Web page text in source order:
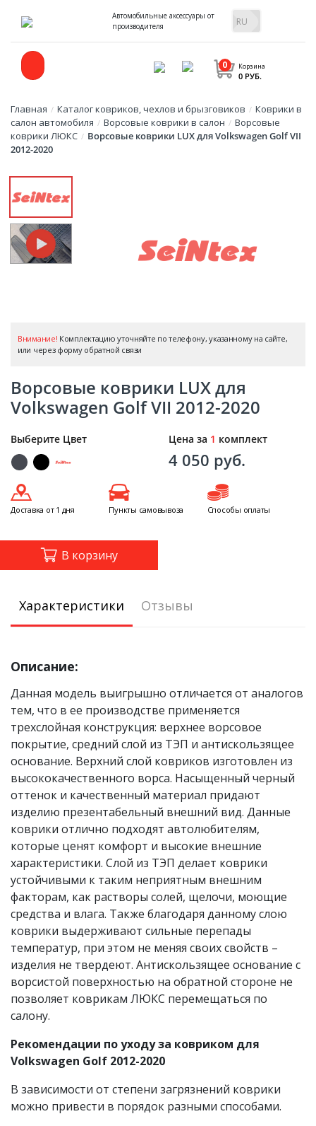
Автомобильные аксессуары от
производителя
Корзина
0
0 РУБ.
Главная / Каталог ковриков, чехлов и брызговиков / Коврики в
салон автомобиля / Ворсовые коврики в салон / Ворсовые
коврики ЛЮКС / Ворсовые коврики LUX для Volkswagen Golf VII
2012-2020
Внимание! Комплектацию уточняйте по телефону, указанному на сайте,
или через форму обратной связи
Ворсовые коврики LUX для
Volkswagen Golf VII 2012-2020
Выберите Цвет Цена за 1 комплект
4 050 руб.
В корзину
Доставка от 1 дня Пункты самовывоза Способы оплаты
Характеристики Отзывы
Описание:
Данная модель выигрышно отличается от аналогов
тем, что в ее производстве применяется
трехслойная конструкция: верхнее ворсовое
покрытие, средний слой из ТЭП и антискользящее
основание. Верхний слой ковриков изготовлен из
высококачественного ворса. Насыщенный черный
оттенок и качественный материал придают
изделию презентабельный внешний вид. Данные
коврики отлично подходят автолюбителям,
которые ценят комфорт и высокие внешние
характеристики. Слой из ТЭП делает коврики
устойчивыми к таким неприятным внешним
факторам, как растворы солей, щелочи, моющие
средства и влага. Также благодаря данному слою
коврики выдерживают сильные перепады
температур, при этом не меняя своих свойств –
изделия не твердеют. Антискользящее основание с
ворсистой поверхностью на обратной стороне не
позволяет коврикам ЛЮКС перемещаться по
салону.
Рекомендации по уходу за ковриком для
Volkswagen Golf 2012-2020
В зависимости от степени загрязнений коврики
можно привести в порядок разными способами.